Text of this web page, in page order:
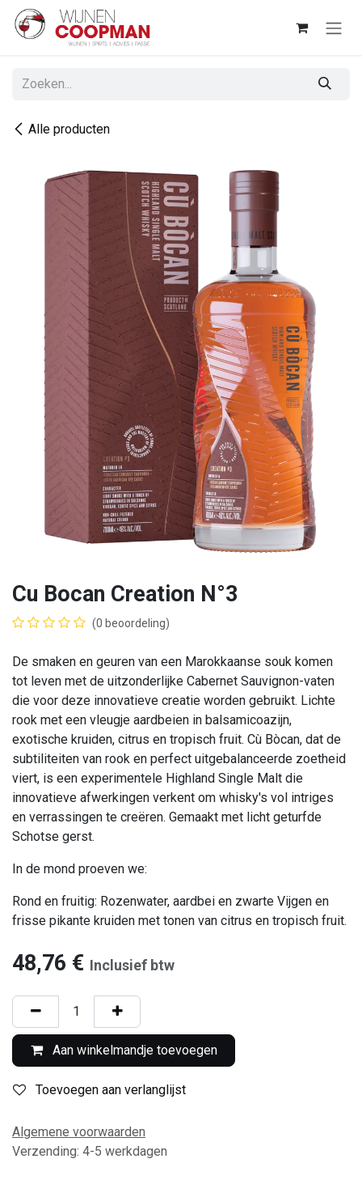
Overslaan naar inhoud
Alle producten
Cu Bocan Creation N°3
(0 beoordeling)
De smaken en geuren van een Marokkaanse souk komen
tot leven met de uitzonderlijke Cabernet Sauvignon-vaten
die voor deze innovatieve creatie worden gebruikt. Lichte
rook met een vleugje aardbeien in balsamicoazijn,
exotische kruiden, citrus en tropisch fruit. Cù Bòcan, dat de
subtiliteiten van rook en perfect uitgebalanceerde zoetheid
viert, is een experimentele Highland Single Malt die
innovatieve afwerkingen verkent om whisky's vol intriges
en verrassingen te creëren. Gemaakt met licht geturfde
Schotse gerst.
In de mond proeven we:
Rond en fruitig: Rozenwater, aardbei en zwarte Vijgen en
frisse pikante kruiden met tonen van citrus en tropisch fruit.
48,76 € Inclusief btw
Aan winkelmandje toevoegen
Toevoegen aan verlanglijst
Algemene voorwaarden
Verzending: 4-5 werkdagen